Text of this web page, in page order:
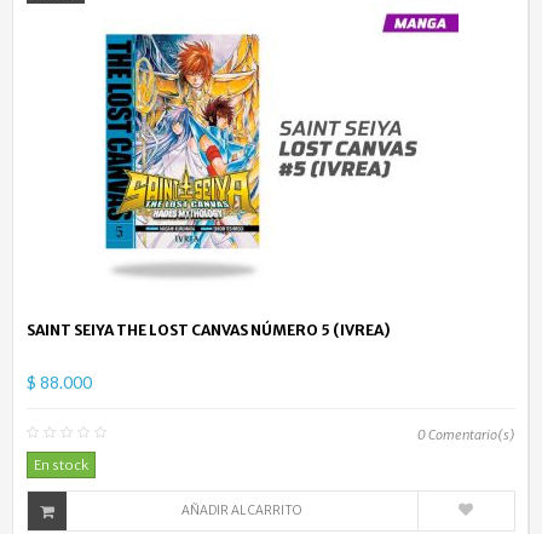
SAINT SEIYA THE LOST CANVAS NÚMERO 5 (IVREA)
$ 88.000
0Comentario(s)
En stock
AÑADIR AL CARRITO